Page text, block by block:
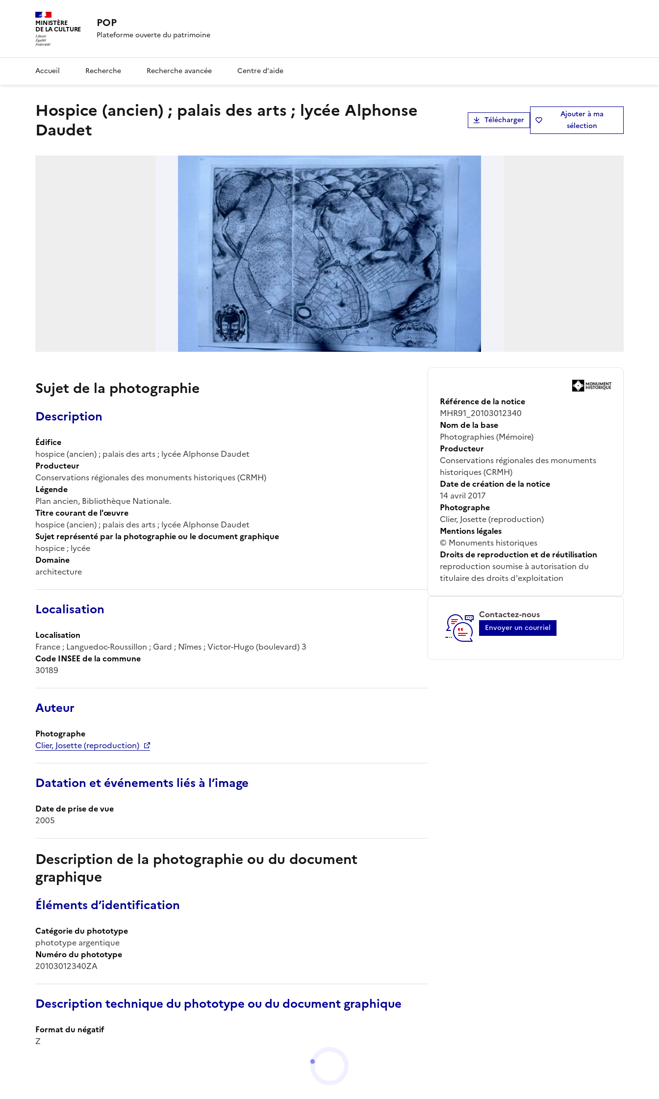
MINISTÈRE
DE LA CULTURE POP
Plateforme ouverte du patrimoine
Accueil Recherche Recherche avancée Centre d'aide
hospice (ancien) ; palais des arts ; lycée Alphonse
Daudet
Télécharger
Ajouter à ma
sélection
Sujet de la photographie
Description
Édifice
hospice (ancien) ; palais des arts ; lycée Alphonse Daudet
Producteur
Conservations régionales des monuments historiques (CRMH)
Légende
Plan ancien, Bibliothèque Nationale.
Titre courant de l'œuvre
hospice (ancien) ; palais des arts ; lycée Alphonse Daudet
Sujet représenté par la photographie ou le document graphique
hospice ; lycée
Domaine
architecture
Localisation
Localisation
France ; Languedoc-Roussillon ; Gard ; Nîmes ; Victor-Hugo (boulevard) 3
Code INSEE de la commune
30189
Auteur
Photographe
Clier, Josette (reproduction)
Datation et événements liés à l’image
Date de prise de vue
2005
Description de la photographie ou du document
graphique
Éléments d’identification
Catégorie du phototype
phototype argentique
Numéro du phototype
20103012340ZA
Description technique du phototype ou du document graphique
Format du négatif
Z
Référence de la notice
MHR91_20103012340
Nom de la base
Photographies (Mémoire)
Producteur
Conservations régionales des monuments
historiques (CRMH)
Date de création de la notice
14 avril 2017
Photographe
Clier, Josette (reproduction)
Mentions légales
© Monuments historiques
Droits de reproduction et de réutilisation
reproduction soumise à autorisation du
titulaire des droits d'exploitation
Contactez-nous
Envoyer un courriel